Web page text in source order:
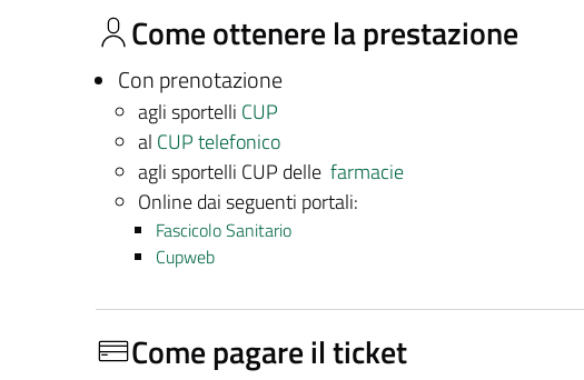
Come ottenere la prestazione
Con prenotazione
agli sportelli CUP
al CUP telefonico
agli sportelli CUP delle farmacie
Online dai seguenti portali:
Fascicolo Sanitario
Cupweb
Come pagare il ticket